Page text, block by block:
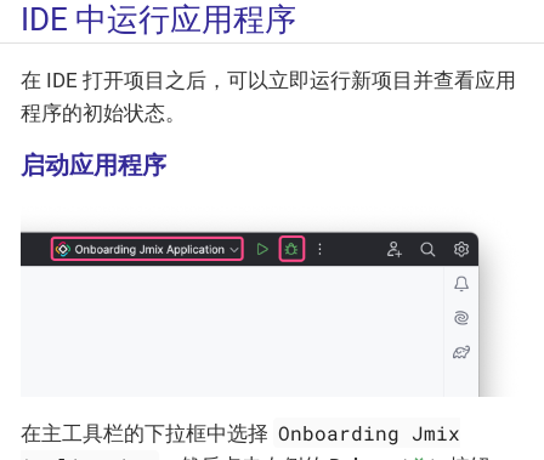
IDE 中运行应用程序
在 IDE 打开项目之后，可以立即运行新项目并查看应用
程序的初始状态。
启动应用程序
在主工具栏的下拉框中选择 Onboarding Jmix